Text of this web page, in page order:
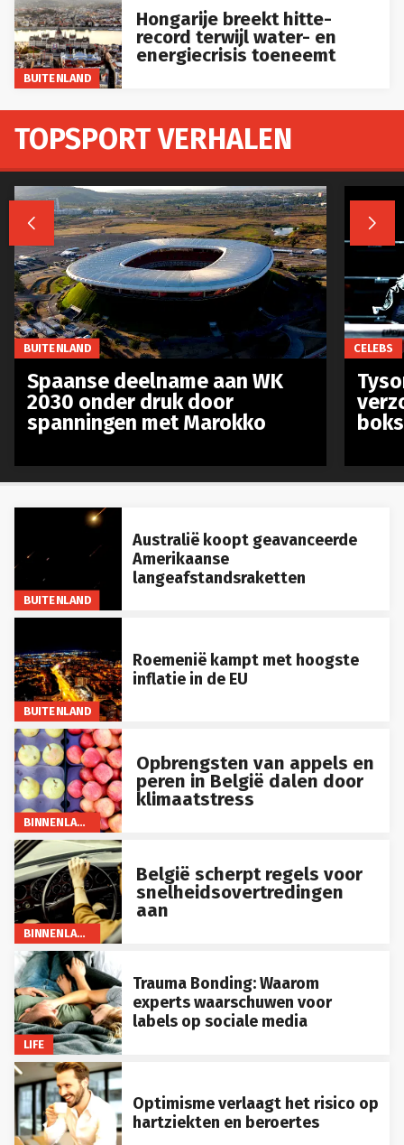
BUITENLAND
Hongarije breekt hitte-
record terwijl water- en
energiecrisis toeneemt
BUITENLAND
Australië koopt geavanceerde
Amerikaanse
langeafstandsraketten
BUITENLAND
Roemenië kampt met hoogste
inflatie in de EU
BINNENLAND
Opbrengsten van appels en
peren in België dalen door
klimaatstress
BINNENLAND
België scherpt regels voor
snelheidsovertredingen
aan
LIFE
Trauma Bonding: Waarom
experts waarschuwen voor
labels op sociale media
Optimisme verlaagt het risico op
hartziekten en beroertes
TOPSPORT VERHALEN
 
BUITENLAND
Spaanse deelname aan WK
2030 onder druk door
spanningen met Marokko
CELEBS